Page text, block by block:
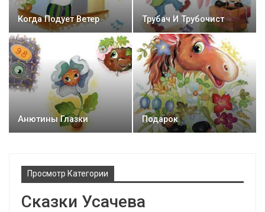
Когда Подует Ветер Трубач И Трубочист
Анютины Глазки Подарок
Просмотр Категории
Сказки Усачева